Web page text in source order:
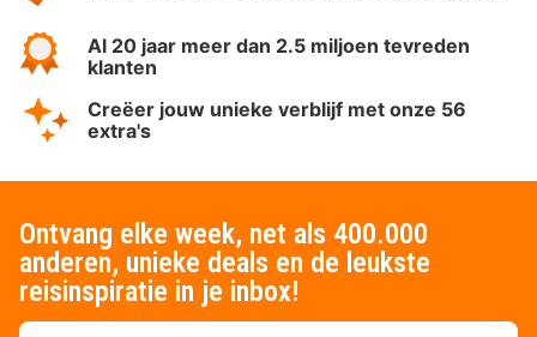
Al 20 jaar meer dan 2.5 miljoen tevreden
klanten
Creëer jouw unieke verblijf met onze 56
extra's
Ontvang elke week, net als 400.000
anderen, unieke deals en de leukste
reisinspiratie in je inbox!